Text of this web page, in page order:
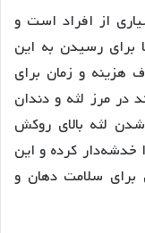
از افراد است و
برای رسیدن به این
و زمان برای
در مرز لثه و دندان
لثه بالای روکش
خدشه‌دار کرده و این
برای سلامت دهان و